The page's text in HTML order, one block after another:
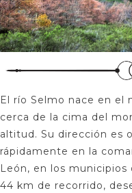
El río Selmo nace en el
cerca de la cima del
altitud. Su dirección es
rápidamente en la
León, en los municipios
44 km de recorrido,